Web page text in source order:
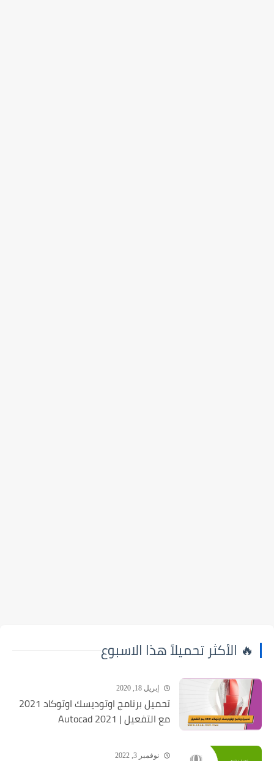
🔥 الأكثر تحميلاً هذا الاسبوع
إبريل 18, 2020
تحميل برنامج اوتوديسك اوتوكاد 2021
مع التفعيل | Autocad 2021
نوفمبر 3, 2022